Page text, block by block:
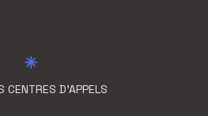
CENTRES D'APPELS